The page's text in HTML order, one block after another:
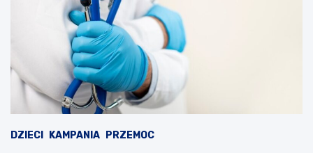
DZIECI KAMPANIA PRZEMOC